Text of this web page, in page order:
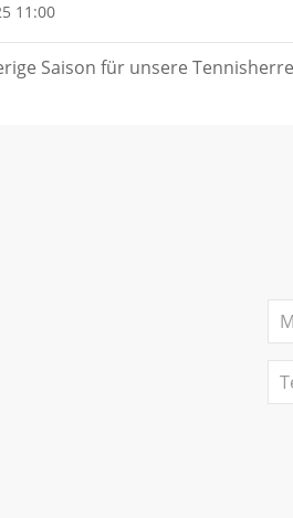
11:00
Saison für unsere